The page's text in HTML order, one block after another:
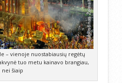
– vienoje nuostabiausių regėtų
tuo metu kainavo brangiau,
nei šiaip